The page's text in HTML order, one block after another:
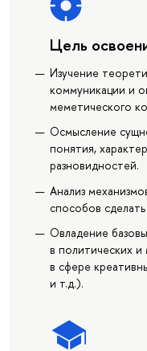
Цель
Изучение
коммуникации и
меметического
Осмысление
понятия,
разновидностей.
Анализ
способов
Овладение
в политических и
в сфере
и т.д.).